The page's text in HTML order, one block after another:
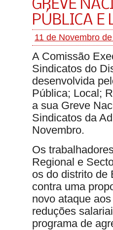
GREVE
PÚBLICA E
11 de Novembro
A Comissão
Sindicatos do
desenvolvida
Pública; Local;
a sua Greve
Sindicatos da
Novembro.
Os
Regional e
os do distrito de
contra uma
novo ataque
reduções
programa de